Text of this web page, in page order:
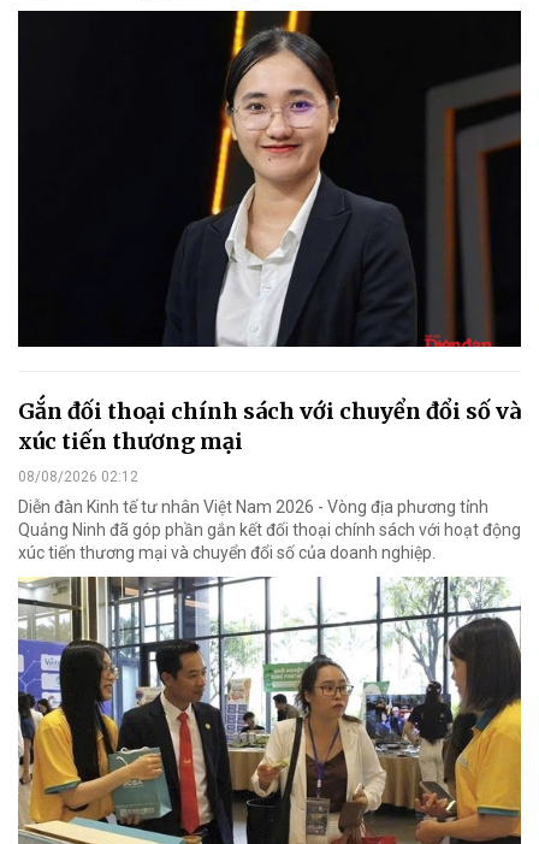
Gắn đối thoại chính sách với chuyển đổi số và
xúc tiến thương mại
08/08/2026 02:12
Diễn đàn Kinh tế tư nhân Việt Nam 2026 - Vòng địa phương tỉnh
Quảng Ninh đã góp phần gắn kết đối thoại chính sách với hoạt động
xúc tiến thương mại và chuyển đổi số của doanh nghiệp.